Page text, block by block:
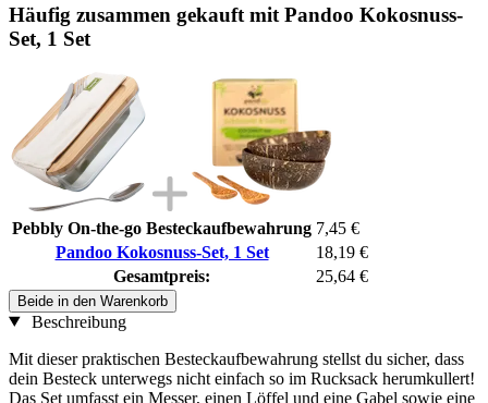
Häufig zusammen gekauft mit Pandoo Kokosnuss-
Set, 1 Set
Pebbly On-the-go Besteckaufbewahrung 7,45 €
Pandoo Kokosnuss-Set, 1 Set
18,19 €
Gesamtpreis:
25,64 €
Beide in den Warenkorb
Beschreibung
Mit dieser praktischen Besteckaufbewahrung stellst du sicher, dass
dein Besteck unterwegs nicht einfach so im Rucksack herumkullert!
Das Set umfasst ein Messer, einen Löffel und eine Gabel sowie eine